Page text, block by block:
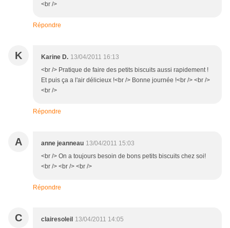
<br />
Répondre
K Karine D. 13/04/2011 16:13
<br /> Pratique de faire des petits biscuits aussi rapidement !
Et puis ça a l'air délicieux !<br /> Bonne journée !<br /> <br />
<br />
Répondre
A anne jeanneau 13/04/2011 15:03
<br /> On a toujours besoin de bons petits biscuits chez soi!
<br /> <br /> <br />
Répondre
C clairesoleil 13/04/2011 14:05